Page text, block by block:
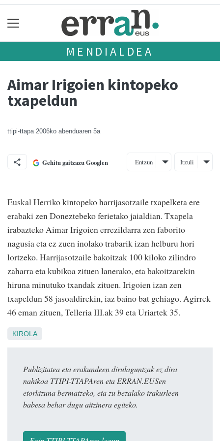
MENDIALDEA
Aimar Irigoien kintopeko
txapeldun
ttipi-ttapa 2006ko abenduaren 5a
Gehitu gaitzazu Googlen Entzun Itzuli
Euskal Herriko kintopeko harrijasotzaile txapelketa ere
erabaki zen Doneztebeko ferietako jaialdian. Txapela
irabazteko Aimar Irigoien errezildarra zen faborito
nagusia eta ez zuen inolako trabarik izan helburu hori
lortzeko. Harrijasotzaile bakoitzak 100 kiloko zilindro
zaharra eta kubikoa zituen lanerako, eta bakoitzarekin
hiruna minutuko txandak zituen. Irigoien izan zen
txapeldun 58 jasoaldirekin, iaz baino bat gehiago. Agirrek
46 eman zituen, Telleria III.ak 39 eta Uriartek 35.
KIROLA
Publizitatea eta erakundeen dirulaguntzak ez dira
nahikoa TTIPI-TTAPAren eta ERRAN.EUSen
etorkizuna bermatzeko, eta zu bezalako irakurleen
babesa behar dugu aitzinera egiteko.